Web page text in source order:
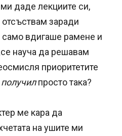
даде лекциите си,
заради
вдигаше рамене и
науча да решавам
приоритетите
получилпросто така?
ме кара да
на ушите ми